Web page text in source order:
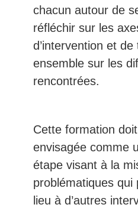
chacun autour de
réfléchir sur les
d’intervention et de
ensemble sur les
rencontrées.
Cette formation
envisagée comme
étape visant à la
problématiques qui
lieu à d’autres